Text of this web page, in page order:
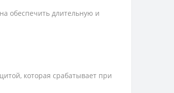
обеспечить длительную и
которая срабатывает при